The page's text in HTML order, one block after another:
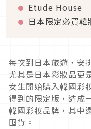
Etude House
日本限定必買
每次到日本旅遊，安
尤其是日本彩妝品更
女生開始購入韓國彩
得到的限定版，造成
韓國彩妝品牌，其中
囤貨。